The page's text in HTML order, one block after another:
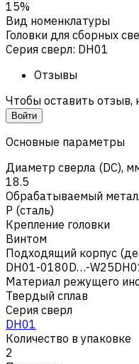
15%
Вид номенклатуры
Головки для сборных
Серия сверл: DH01
Отзывы
Чтобы оставить отзыв,
Войти
Основные параметры
Диаметр сверла (DC),
18.5
Обрабатываемый
Р (сталь)
Крепление головки
Винтом
Подходящий корпус
DH01-0180D…-
Материал режущего
Твердый сплав
Серия сверл
DH01
Количество в упаковке
2